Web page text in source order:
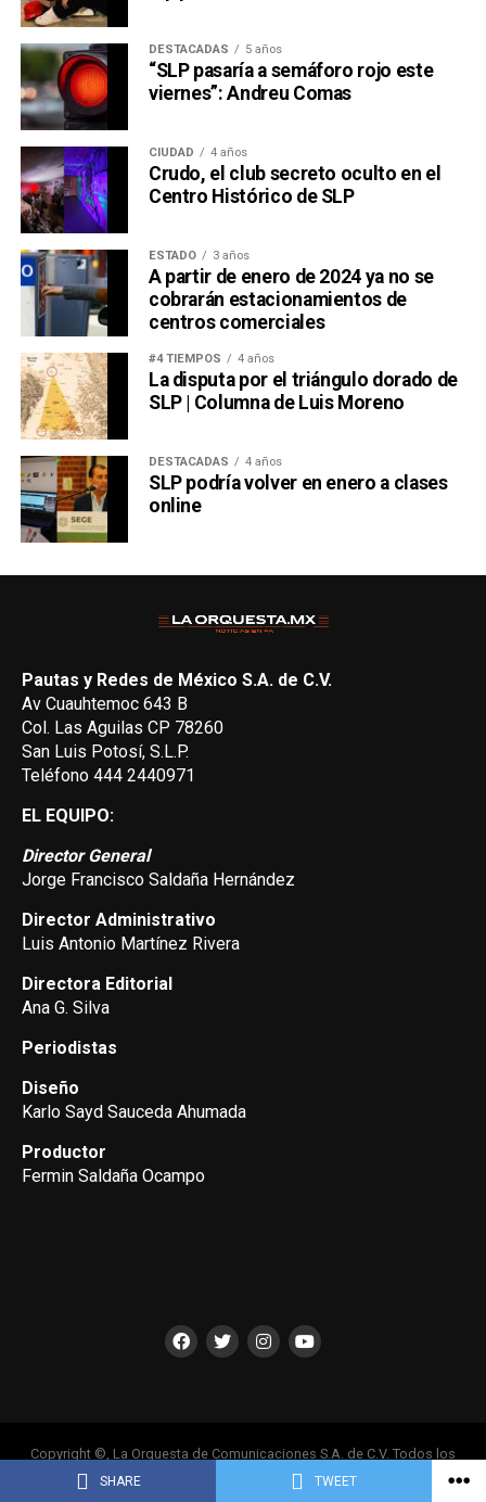
SHARE TWEET
DESTACADAS 5 años
“SLP pasaría a semáforo rojo este
viernes”: Andreu Comas
CIUDAD 4 años
Crudo, el club secreto oculto en el
Centro Histórico de SLP
ESTADO 3 años
A partir de enero de 2024 ya no se
cobrarán estacionamientos de
centros comerciales
#4 TIEMPOS 4 años
La disputa por el triángulo dorado de
SLP | Columna de Luis Moreno
DESTACADAS 4 años
SLP podría volver en enero a clases
online
Pautas y Redes de México S.A. de C.V.
Av Cuauhtemoc 643 B
Col. Las Aguilas CP 78260
San Luis Potosí, S.L.P.
Teléfono 444 2440971
EL EQUIPO:
Director General
Jorge Francisco Saldaña Hernández
Director Administrativo
Luis Antonio Martínez Rivera
Directora Editorial
Ana G. Silva
Periodistas
Diseño
Karlo Sayd Sauceda Ahumada
Productor
Fermin Saldaña Ocampo
Copyright ©, La Orquesta de Comunicaciones S.A. de C.V. Todos los
Derechos Reservados